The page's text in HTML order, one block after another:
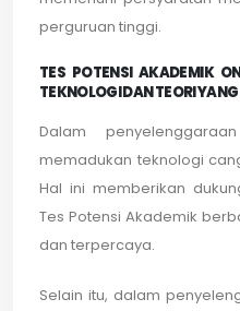
perguruan tinggi.
TES POTENSI AKADEMIK
TEKNOLOGI DAN TEORI
Dalam
memadukan teknologi
Hal ini memberikan
Tes Potensi Akademik
dan terpercaya.
Selain itu, dalam